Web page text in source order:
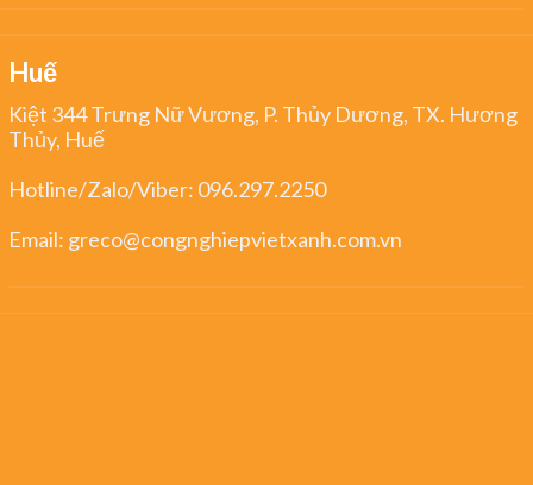
Huế
Kiệt 344 Trưng Nữ Vương, P. Thủy Dương, TX. Hương
Thủy, Huế
Hotline/Zalo/Viber: 096.297.2250
Email: greco@congnghiepvietxanh.com.vn